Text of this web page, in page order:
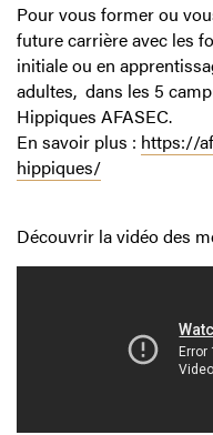
Pour vous former ou
future carrière avec les
initiale ou en
adultes, dans les 5
Hippiques AFASEC.
En savoir plus : https://
hippiques/
Découvrir la vidéo des